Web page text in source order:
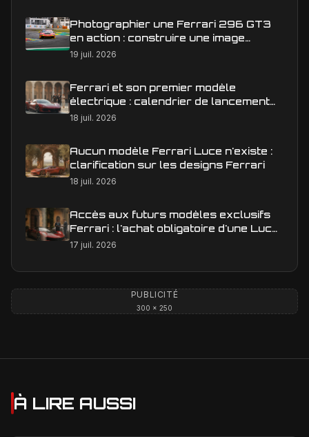
Photographier une Ferrari 296 GT3
en action : construire une image
éditoriale qui raconte la course
19 juil. 2026
Ferrari et son premier modèle
électrique : calendrier de lancement
en Europe
18 juil. 2026
Aucun modèle Ferrari Luce n'existe :
clarification sur les designs Ferrari
18 juil. 2026
Accès aux futurs modèles exclusifs
Ferrari : l'achat obligatoire d'une Luce
est-il une réalité ?
17 juil. 2026
PUBLICITÉ
300 × 250
À LIRE AUSSI